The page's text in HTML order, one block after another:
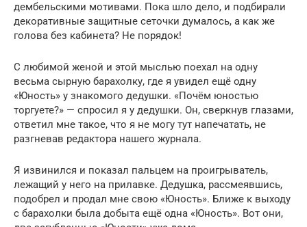
дембельскими мотивами. Пока шло дело, и подбирали
декоративные защитные сеточки думалось, а как же
голова без кабинета? Не порядок!
С любимой женой и этой мыслью поехал на одну
весьма сырную барахолку, где я увидел ещё одну
«Юность» у знакомого дедушки. «Почём юностью
торгуете?» — спросил я у дедушки. Он, сверкнув глазами,
ответил мне такое, что я не могу тут напечатать, не
разгневав редактора нашего журнала.
Я извинился и показал пальцем на проигрыватель,
лежащий у него на прилавке. Дедушка, рассмеявшись,
подобрел и продал мне свою «Юность». Ближе к выходу
с барахолки была добыта ещё одна «Юность». Вот они,